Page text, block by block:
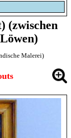
(zwischen
Malerei)